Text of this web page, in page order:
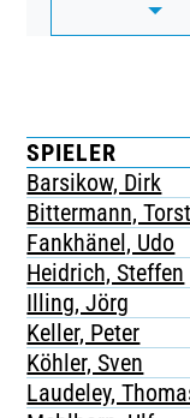
BUSINESS
TICKETING
SPIELER
Barsikow, Dirk
Bittermann,
Fankhänel, Udo
Heidrich, Steffen
Illing, Jörg
Keller, Peter
Köhler, Sven
Laudeley,